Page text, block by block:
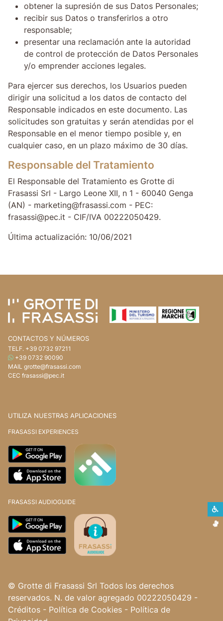
obtener la supresión de sus Datos Personales;
recibir sus Datos o transferirlos a otro
responsable;
presentar una reclamación ante la autoridad
de control de protección de Datos Personales
y/o emprender acciones legales.
Para ejercer sus derechos, los Usuarios pueden
dirigir una solicitud a los datos de contacto del
Responsable indicados en este documento. Las
solicitudes son gratuitas y serán atendidas por el
Responsable en el menor tiempo posible y, en
cualquier caso, en un plazo máximo de 30 días.
Responsable del Tratamiento
El Responsable del Tratamiento es Grotte di
Frasassi Srl - Largo Leone XII, n 1 - 60040 Genga
(AN) - marketing@frasassi.com - PEC:
frasassi@pec.it - CIF/IVA 00222050429.
Última actualización: 10/06/2021
CONTACTOS Y NÚMEROS
TELF. +39 0732 97211
WHATSAPP
+39 0732 90090
MAIL grotte@frasassi.com
CEC frasassi@pec.it
UTILIZA NUESTRAS APLICACIONES
FRASASSI EXPERIENCES
FRASASSI AUDIOGUIDE
© Grotte di Frasassi Srl Todos los derechos
reservados. N. de valor agregado 00222050429 -
Créditos - Política de Cookies - Política de